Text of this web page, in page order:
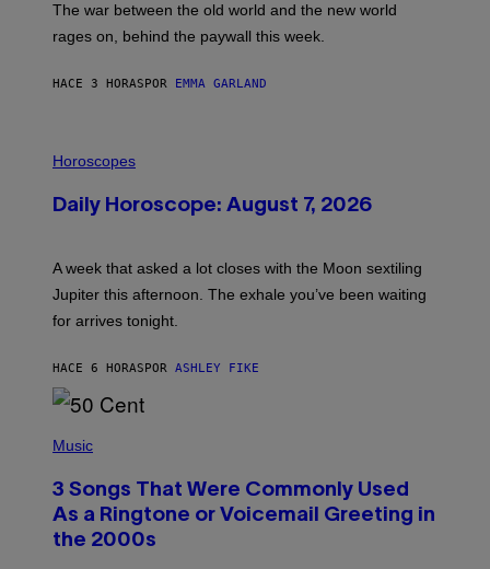
O
V
The war between the old world and the new world
rages on, behind the paywall this week.
HACE 3 HORAS POR EMMA GARLAND
L
S
T
I
N
R
E
E
A
.
Horoscopes
Daily Horoscope: August 7, 2026
A week that asked a lot closes with the Moon sextiling
Jupiter this afternoon. The exhale you’ve been waiting
for arrives tonight.
HACE 6 HORAS POR ASHLEY FIKE
H
O
B
Y
G
Music
3 Songs That Were Commonly Used
As a Ringtone or Voicemail Greeting in
the 2000s